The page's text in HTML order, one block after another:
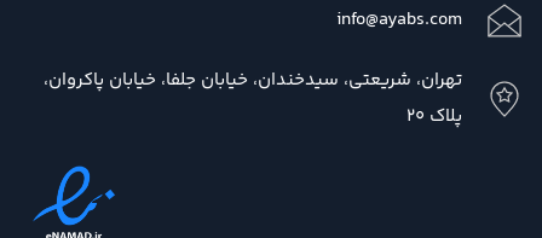
info@ayabs.com
تهران، شریعتی، سیدخندان، خیابان جلفا، خیابان پاکروان،
پلاک 20